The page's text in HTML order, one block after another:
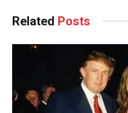
Related Posts